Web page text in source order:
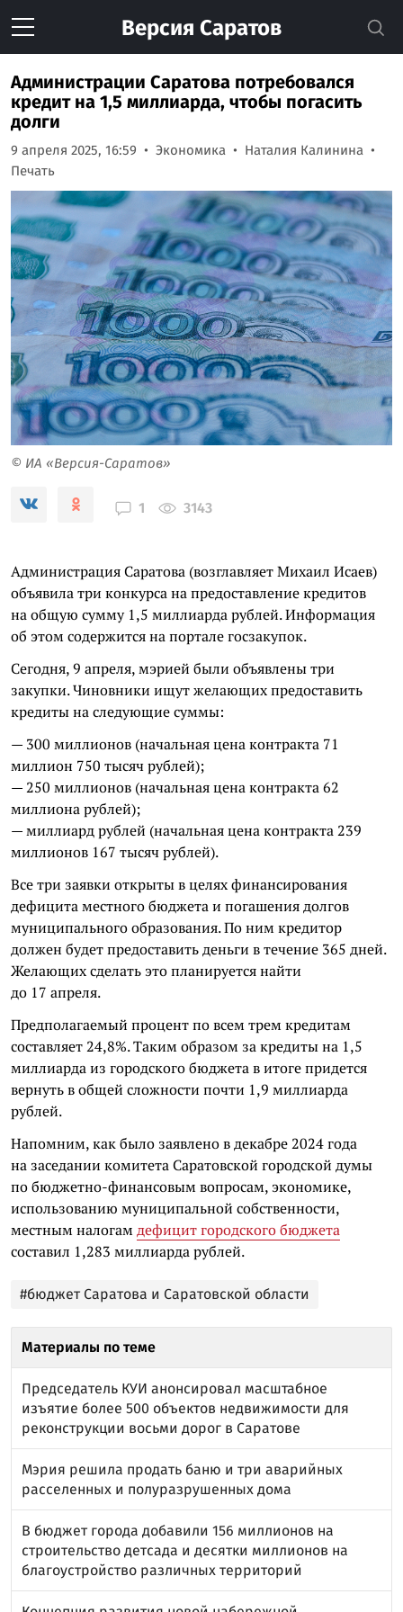
Версия Саратов
Администрации Саратова потребовался
кредит на 1,5 миллиарда, чтобы погасить
долги
9 апреля 2025, 16:59 Экономика
Наталия Калинина
Печать
© ИА «Версия-Саратов»
1 3143
Администрация Саратова (возглавляет Михаил Исаев)
объявила три конкурса на предоставление кредитов
на общую сумму 1,5 миллиарда рублей. Информация
об этом содержится на портале госзакупок.
Сегодня, 9 апреля, мэрией были объявлены три
закупки. Чиновники ищут желающих предоставить
кредиты на следующие суммы:
— 300 миллионов (начальная цена контракта 71
миллион 750 тысяч рублей);
— 250 миллионов (начальная цена контракта 62
миллиона рублей);
— миллиард рублей (начальная цена контракта 239
миллионов 167 тысяч рублей).
Все три заявки открыты в целях финансирования
дефицита местного бюджета и погашения долгов
муниципального образования. По ним кредитор
должен будет предоставить деньги в течение 365 дней.
Желающих сделать это планируется найти
до 17 апреля.
Предполагаемый процент по всем трем кредитам
составляет 24,8%. Таким образом за кредиты на 1,5
миллиарда из городского бюджета в итоге придется
вернуть в общей сложности почти 1,9 миллиарда
рублей.
Напомним, как было заявлено в декабре 2024 года
на заседании комитета Саратовской городской думы
по бюджетно-финансовым вопросам, экономике,
использованию муниципальной собственности,
местным налогамдефицит городского бюджета
составил 1,283 миллиарда рублей.
#бюджет Саратова и Саратовской области
Материалы по теме
Председатель КУИ анонсировал масштабное
изъятие более 500 объектов недвижимости для
реконструкции восьми дорог в Саратове
Мэрия решила продать баню и три аварийных
расселенных и полуразрушенных дома
В бюджет города добавили 156 миллионов на
строительство детсада и десятки миллионов на
благоустройство различных территорий